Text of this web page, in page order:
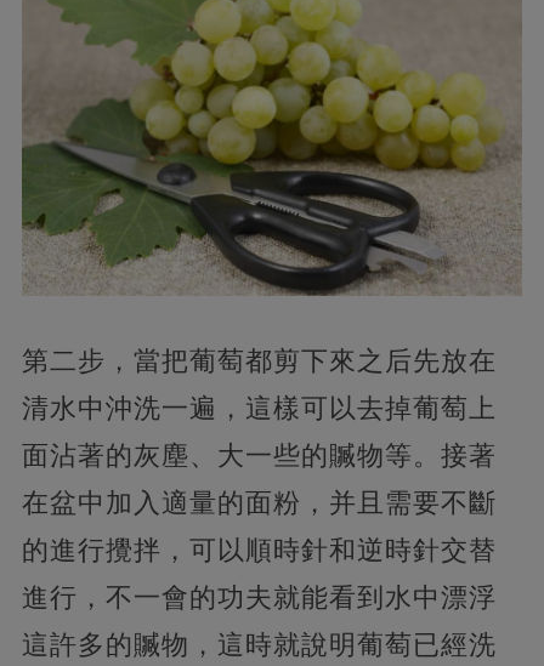
第二步，當把葡萄都剪下來之后先放在
清水中沖洗一遍，這樣可以去掉葡萄上
面沾著的灰塵、大一些的贓物等。接著
在盆中加入適量的面粉，并且需要不斷
的進行攪拌，可以順時針和逆時針交替
進行，不一會的功夫就能看到水中漂浮
這許多的贓物，這時就說明葡萄已經洗